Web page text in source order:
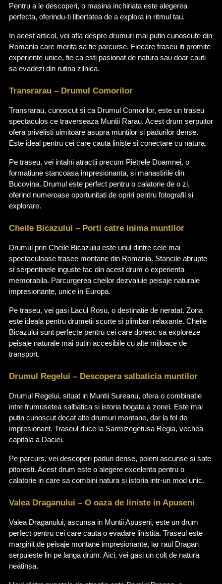
Pentru a le descoperi, o masina inchiriata este alegerea
perfecta, oferindu-ti libertatea de a explora in ritmul tau.
In acest articol, vei afla despre drumuri mai putin cunoscute din
Romania care merita sa fie parcurse. Fiecare traseu iti promite
experiente unice, fie ca esti pasionat de natura sau doar cauti
sa evadezi din rutina zilnica.
Transrarau – Drumul Comorilor
Transrarau, cunoscut si ca Drumul Comorilor, este un traseu
spectaculos ce traverseaza Muntii Rarau. Acest drum serpuitor
ofera privelisti uimitoare asupra muntilor si padurilor dense.
Este ideal pentru cei care cauta liniste si conectare cu natura.
Pe traseu, vei intalni atractii precum Pietrele Doamnei, o
formatiune stancoasa impresionanta, si manastirile din
Bucovina. Drumul este perfect pentru o calatorie de o zi,
oferind numeroase oportunitati de opriri pentru fotografii si
explorare.
Cheile Bicazului – Porti catre inima muntilor
Drumul prin Cheile Bicazului este unul dintre cele mai
spectaculoase trasee montane din Romania. Stancile abrupte
si serpentinele inguste fac din acest drum o experienta
memorabila. Parcurgerea cheilor dezvaluie peisaje naturale
impresionante, unice in Europa.
Pe traseu, vei gasi Lacul Rosu, o destinatie de neratat. Zona
este ideala pentru drumetii scurte si plimbari relaxante. Cheile
Bicazului sunt perfecte pentru cei care doresc sa exploreze
peisaje naturale mai putin accesibile cu alte mijloace de
transport.
Drumul Regelui – Descopera salbaticia muntilor
Drumul Regelui, situat in Muntii Sureanu, ofera o combinatie
intre frumusetea salbatica si istoria bogata a zonei. Este mai
putin cunoscut decat alte drumuri montane, dar la fel de
impresionant. Traseul duce la Sarmizegetusa Regia, vechea
capitala a Daciei.
Pe parcurs, vei descoperi paduri dense, poieni ascunse si sate
pitoresti. Acest drum este o alegere excelenta pentru o
calatorie in care sa combini natura si istoria intr-un mod unic.
Valea Draganului – O oaza de liniste in Apuseni
Valea Draganului, ascunsa in Muntii Apuseni, este un drum
perfect pentru cei care cauta o evadare linistita. Traseul este
marginit de peisaje montane impresionante, iar raul Dragan
serpuieste lin pe langa drum. Aici, vei gasi un colt de natura
neatinsa.